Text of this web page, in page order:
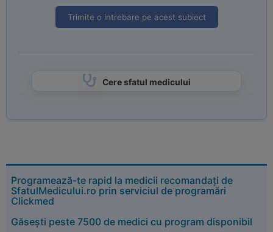
Trimite o intrebare pe acest subiect
Cere sfatul medicului
Programează-te rapid la medicii recomandați de
SfatulMedicului.ro prin serviciul de programări
Clickmed
Găsești peste 7500 de medici cu program disponibil